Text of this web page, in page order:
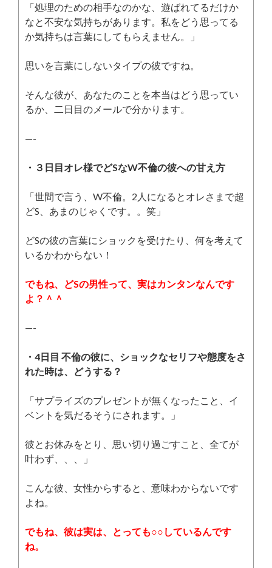
「処理のための相手なのかな、遊ばれてるだけか
なと不安な気持ちがあります。私をどう思ってる
か気持ちは言葉にしてもらえません。」
思いを言葉にしないタイプの彼ですね。
そんな彼が、あなたのことを本当はどう思ってい
るか、二日目のメールで分かります。
—-
・３日目オレ様でどSなW不倫の彼への甘え方
「世間で言う、W不倫。2人になるとオレさまで超
どS、あまのじゃくです。。笑」
どSの彼の言葉にショックを受けたり、何を考えて
いるかわからない！
でもね、どSの男性って、実はカンタンなんです
よ？＾＾
—-
・4日目 不倫の彼に、ショックなセリフや態度をさ
れた時は、どうする？
「サプライズのプレゼントが無くなったこと、イ
ベントを気だるそうにされます。」
彼とお休みをとり、思い切り過ごすこと、全てが
叶わず、、、」
こんな彼、女性からすると、意味わからないです
よね。
でもね、彼は実は、とっても○○しているんです
ね。